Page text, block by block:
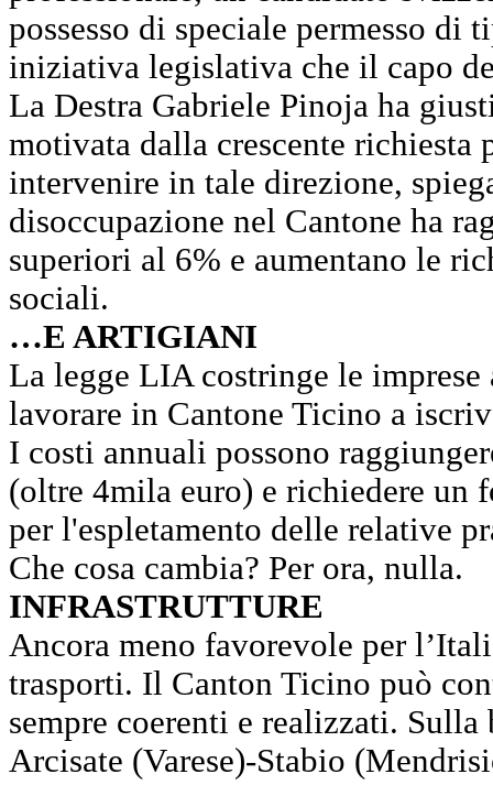
possesso di speciale permesso di
iniziativa legislativa che il capo
La Destra Gabriele Pinoja ha
motivata dalla crescente richiesta
intervenire in tale direzione,
disoccupazione nel Cantone ha
superiori al 6% e aumentano le
sociali.
…E ARTIGIANI
La legge LIA costringe le imprese
lavorare in Cantone Ticino a
I costi annuali possono
(oltre 4mila euro) e richiedere un
per l'espletamento delle relative
Che cosa cambia? Per ora, nulla.
INFRASTRUTTURE
Ancora meno favorevole per
trasporti. Il Canton Ticino può
sempre coerenti e realizzati.
Arcisate (Varese)-Stabio